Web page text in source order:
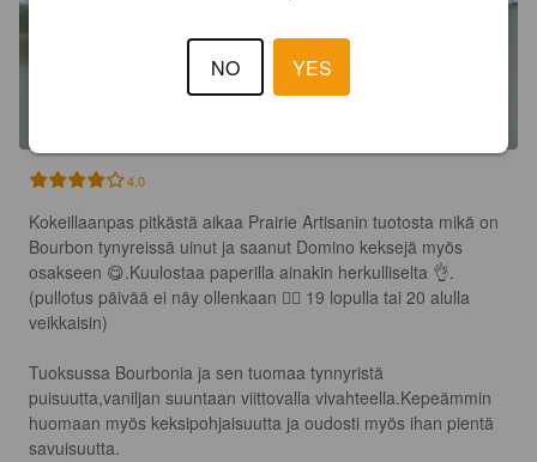
4.0
Kokeillaanpas pitkästä aikaa Prairie Artisanin tuotosta mikä on
Bourbon tynyreissä uinut ja saanut Domino keksejä myös
osakseen 😋.Kuulostaa paperilla ainakin herkulliselta 👌.
(pullotus päivää ei näy ollenkaan 🤷‍♂️ 19 lopulla tai 20 alulla
veikkaisin)
Tuoksussa Bourbonia ja sen tuomaa tynnyristä
puisuutta,vaniljan suuntaan viittovalla vivahteella.Kepeämmin
huomaan myös keksipohjaisuutta ja oudosti myös ihan pientä
savuisuutta.
NO YES